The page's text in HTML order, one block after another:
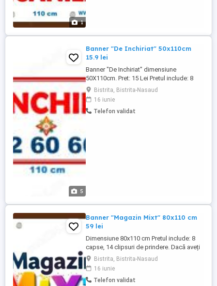
1
5
Banner "De Inchiriat" 50x110cm
15.9 lei
Banner "De Inchiriat" dimensiune
50X110cm. Pret: 15 Lei Pretul include: 8
capse, 14 clipsuri de prindere. Dacă aveți
nevoie de o distanță mai mare, puteți
îmbina două clipsuri pentru a prelungi
conexiunea. Pentru alte dimensiuni sau
Bistrita, Bistrita-Nasaud
16 iunie
Telefon validat
Banner "Magazin Mixt" 80x110 cm
59 lei
Dimensiune 80x110 cm Pretul include: 8
capse, 14 clipsuri de prindere. Dacă aveți
nevoie de o distanță mai mare, puteți
îmbina două clipsuri pentru a prelungi
conexiunea. Banner Frontlit Flex 440 gr mp
Printat pe material Frontlit 440 gr mp,
Bistrita, Bistrita-Nasaud
16 iunie
Telefon validat